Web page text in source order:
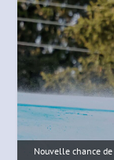
Nouvelle chance